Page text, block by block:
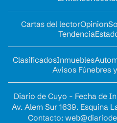
Cartas del lectorOpinion
Tendencia
ClasificadosInmuebles
Avisos Fúnebres
Diario de Cuyo - Fecha de
Av. Alem Sur 1639. Esquina
Contacto: